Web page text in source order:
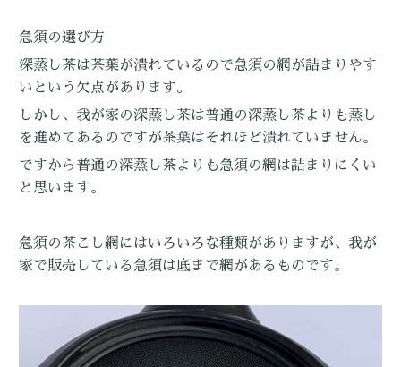
急須の選び方
深蒸し茶は茶葉が潰れているので急須の網が詰まりやす
いという欠点があります。
しかし、我が家の深蒸し茶は普通の深蒸し茶よりも蒸し
を進めてあるのですが茶葉はそれほど潰れていません。
ですから普通の深蒸し茶よりも急須の網は詰まりにくい
と思います。
急須の茶こし網にはいろいろな種類がありますが、我が
家で販売している急須は底まで網があるものです。